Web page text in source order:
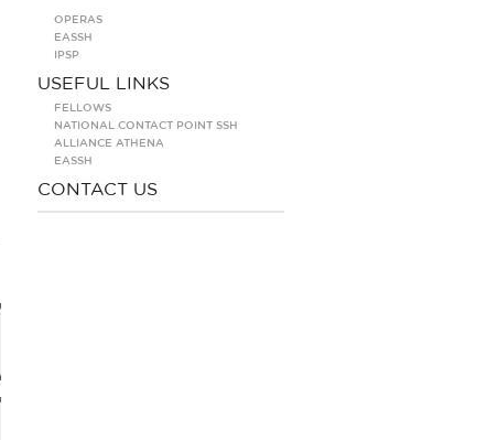
OPERAS
EASSH
IPSP
USEFUL LINKS
FELLOWS
NATIONAL CONTACT POINT SSH
ALLIANCE ATHENA
EASSH
CONTACT US